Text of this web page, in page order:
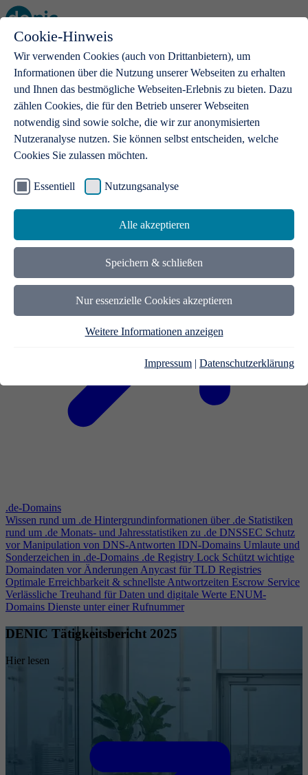
Cookie-Hinweis
Wir verwenden Cookies (auch von Drittanbietern), um
Informationen über die Nutzung unserer Webseiten zu erhalten
und Ihnen das bestmögliche Webseiten-Erlebnis zu bieten. Dazu
zählen Cookies, die für den Betrieb unserer Webseiten
notwendig sind sowie solche, die wir zur anonymisierten
Nutzeranalyse nutzen. Sie können selbst entscheiden, welche
Cookies Sie zulassen möchten.
Essentiell Nutzungsanalyse
Alle akzeptieren
Speichern & schließen
Nur essenzielle Cookies akzeptieren
Weitere Informationen anzeigen
Impressum | Datenschutzerklärung
Open main menu
.de-Domains
Mit einer .de-Domain erhalten Ideen eine Bühne
.de-Domains
Wissen rund um .de Hintergrundinformationen über .de Statistiken
rund um .de Monats- und Jahresstatistiken zu .de DNSSEC Schutz
vor Manipulation von DNS-Antworten IDN-Domains Umlaute und
Sonderzeichen in .de-Domains .de Registry Lock Schützt wichtige
Domaindaten vor ÄnderungenAnycast für TLD Registries
Optimale Erreichbarkeit & schnellste Antwortzeiten Escrow Service
Verlässliche Treuhand für Daten und digitale Werte ENUM-
Domains Dienste unter einer Rufnummer
DENIC Tätigkeitsbericht 2025
Hier lesen